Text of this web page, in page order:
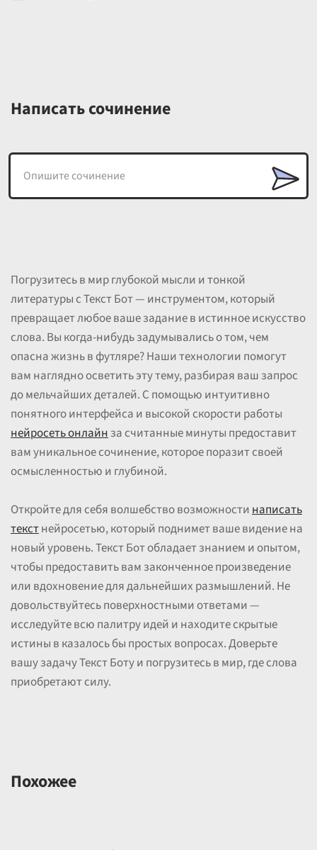
Написать сочинение
Погрузитесь в мир глубокой мысли и тонкой
литературы с Текст Бот — инструментом, который
превращает любое ваше задание в истинное искусство
слова. Вы когда-нибудь задумывались о том, чем
опасна жизнь в футляре? Наши технологии помогут
вам наглядно осветить эту тему, разбирая ваш запрос
до мельчайших деталей. С помощью интуитивно
понятного интерфейса и высокой скорости работы
нейросеть онлайнза считанные минуты предоставит
вам уникальное сочинение, которое поразит своей
осмысленностью и глубиной.
Откройте для себя волшебство возможностинаписать
текстнейросетью, который поднимет ваше видение на
новый уровень. Текст Бот обладает знанием и опытом,
чтобы предоставить вам законченное произведение
или вдохновение для дальнейших размышлений. Не
довольствуйтесь поверхностными ответами —
исследуйте всю палитру идей и находите скрытые
истины в казалось бы простых вопросах. Доверьте
вашу задачу Текст Боту и погрузитесь в мир, где слова
приобретают силу.
Похожее